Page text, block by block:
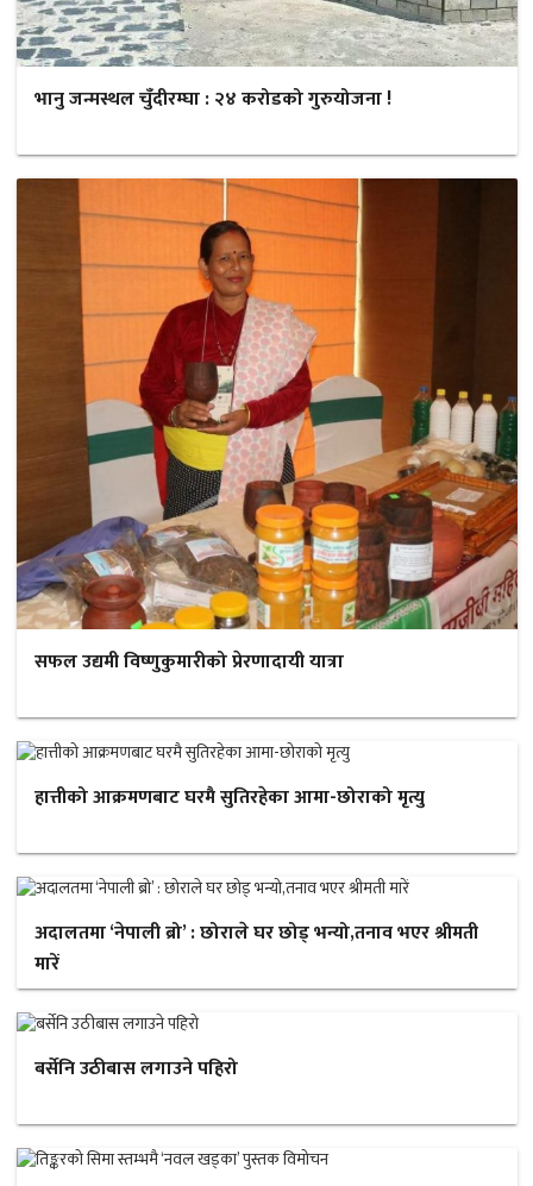
भानु जन्मस्थल चुँदीरम्घा : २४ करोडको गुरुयोजना !
सफल उद्यमी विष्णुकुमारीको प्रेरणादायी यात्रा
हात्तीको आक्रमणबाट घरमै सुतिरहेका आमा-छोराको मृत्यु
अदालतमा ‘नेपाली ब्रो’ : छोराले घर छोड् भन्यो,तनाव भएर श्रीमती
मारें
बर्सेनि उठीबास लगाउने पहिरो